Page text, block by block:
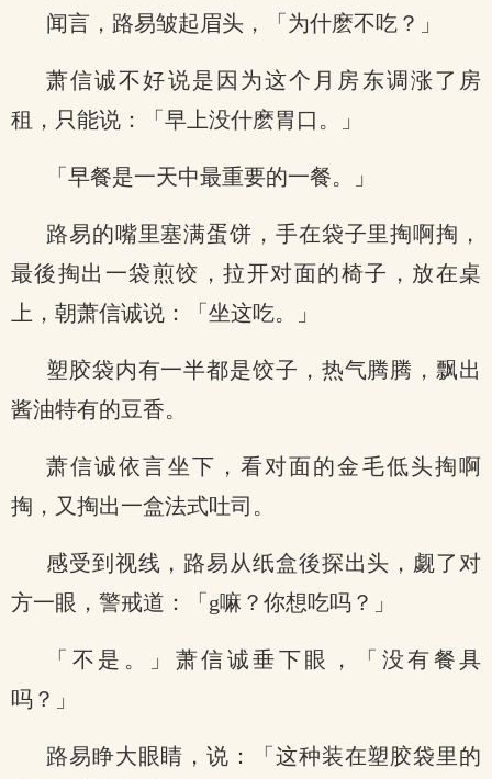
闻言，路易皱起眉头，「为什麽不吃？」
萧信诚不好说是因为这个月房东调涨了房
租，只能说：「早上没什麽胃口。」
「早餐是一天中最重要的一餐。」
路易的嘴里塞满蛋饼，手在袋子里掏啊掏，
最後掏出一袋煎饺，拉开对面的椅子，放在桌
上，朝萧信诚说：「坐这吃。」
塑胶袋内有一半都是饺子，热气腾腾，飘出
酱油特有的豆香。
萧信诚依言坐下，看对面的金毛低头掏啊
掏，又掏出一盒法式吐司。
感受到视线，路易从纸盒後探出头，觑了对
方一眼，警戒道：「g嘛？你想吃吗？」
「不是。」萧信诚垂下眼，「没有餐具
吗？」
路易睁大眼睛，说：「这种装在塑胶袋里的